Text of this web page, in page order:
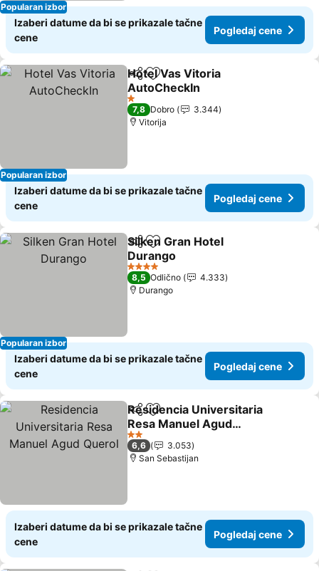
Popularan izbor
Izaberi datume da bi se prikazale tačne
cene
Pogledaj cene
Popularan izbor
Deli Dodati u favorite
Hotel Vas Vitoria
AutoCheckIn
Pogledaj cene
1 Zvezdice
7,8 Dobro
3.344
Vitorija
Izaberi datume da bi se prikazale tačne
cene
Pogledaj cene
Popularan izbor
Deli Dodati u favorite
Silken Gran Hotel
Durango
Pogledaj cene
4 Zvezdice
8,5 Odlično
4.333
Durango
Izaberi datume da bi se prikazale tačne
cene
Pogledaj cene
Deli Dodati u favorite
Residencia Universitaria
Resa Manuel Agud
Querol
Pogledaj cene
2 Zvezdice
6,6
3.053
San Sebastijan
Izaberi datume da bi se prikazale tačne
cene
Pogledaj cene